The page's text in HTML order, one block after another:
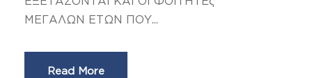
ΜΕΓΑΛΩΝ ΕΤΩΝ ΠΟΥ...
Read More